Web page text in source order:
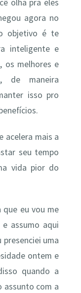
olha pra eles
agora no
objetivo é te
inteligente e
os melhores e
de maneira
isso pro
acelera mais a
seu tempo
vida pior do
que eu vou me
assumo aqui
presenciei uma
ontem e
quando a
assunto com a